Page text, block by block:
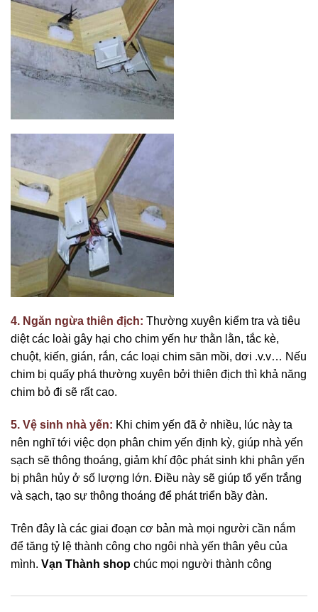
4. Ngăn ngừa thiên địch: Thường xuyên kiểm tra và tiêu
diệt các loài gây hại cho chim yến hư thằn lằn, tắc kè,
chuột, kiến, gián, rắn, các loại chim săn mồi, dơi .v.v… Nếu
chim bị quấy phá thường xuyên bởi thiên địch thì khả năng
chim bỏ đi sẽ rất cao.
5. Vệ sinh nhà yến: Khi chim yến đã ở nhiều, lúc này ta
nên nghĩ tới việc dọn phân chim yến định kỳ, giúp nhà yến
sạch sẽ thông thoáng, giảm khí độc phát sinh khi phân yến
bị phân hủy ở số lượng lớn. Điều này sẽ giúp tổ yến trắng
và sạch, tạo sự thông thoáng để phát triển bầy đàn.
Trên đây là các giai đoạn cơ bản mà mọi người cần nắm
để tăng tỷ lệ thành công cho ngôi nhà yến thân yêu của
mình. Vạn Thành shop chúc mọi người thành công